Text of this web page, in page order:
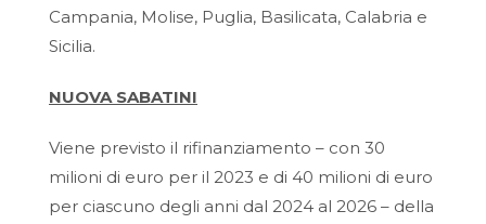
Campania, Molise, Puglia, Basilicata, Calabria e
Sicilia.
NUOVA SABATINI
Viene previsto il rifinanziamento – con 30
milioni di euro per il 2023 e di 40 milioni di euro
per ciascuno degli anni dal 2024 al 2026 – della